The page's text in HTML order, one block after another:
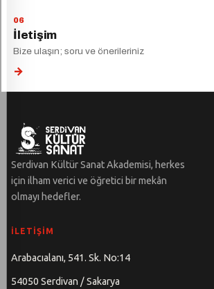
İletişim
Bize ulaşın; soru ve önerileriniz
→
Serdivan Kültür Sanat Akademisi, herkes
için ilham verici ve öğretici bir mekân
olmayı hedefler.
İLETIŞIM
Arabacıalanı, 541. Sk. No:14
54050 Serdivan / Sakarya